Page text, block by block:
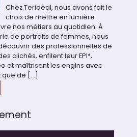
Chez Terideal, nous avons fait le
choix de mettre en lumière
nos métiers au quotidien. À
de portraits de femmes, nous
des professionnelles de
clichés, enfilent leur EPI*,
et maîtrisent les engins avec
de […]